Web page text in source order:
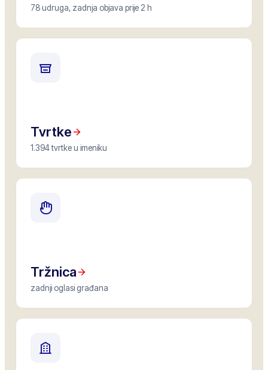
78 udruga, zadnja objava prije 2 h
Tvrtke
1.394 tvrtke u imeniku
Tržnica
zadnji oglasi građana